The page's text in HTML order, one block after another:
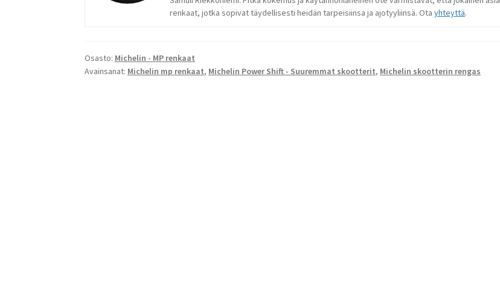
renkaat, jotka sopivat täydellisesti heidän tarpeisiinsa ja ajotyyliinsä. Otayhteyttä.
Osasto: Michelin - MP renkaat
Avainsanat: Michelin mp renkaat, Michelin Power Shift - Suuremmat skootterit, Michelin skootterin rengas